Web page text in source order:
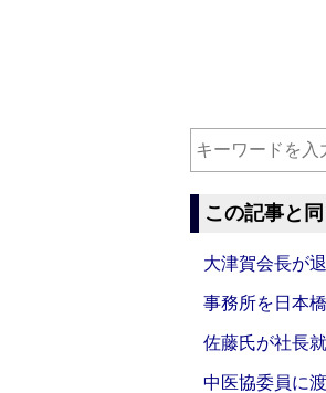
この記事と
大津賀会長が
事務所を日本
佐藤氏が社長
中医協委員に